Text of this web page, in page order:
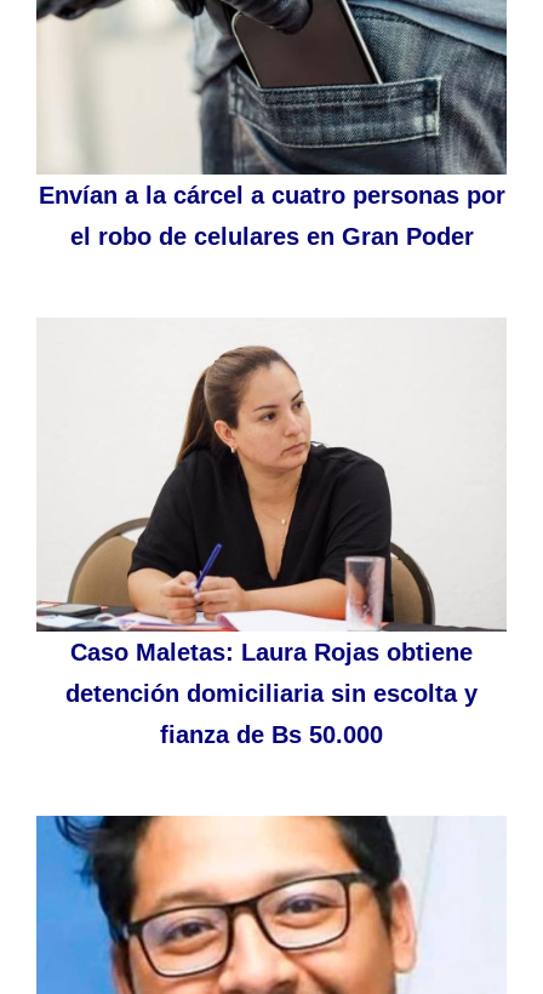
Envían a la cárcel a cuatro personas por
el robo de celulares en Gran Poder
Caso Maletas: Laura Rojas obtiene
detención domiciliaria sin escolta y
fianza de Bs 50.000